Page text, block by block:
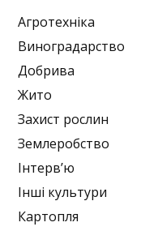
Агротехніка
Виноградарство
Добрива
Жито
Захист рослин
Землеробство
Інтерв’ю
Інші культури
Картопля